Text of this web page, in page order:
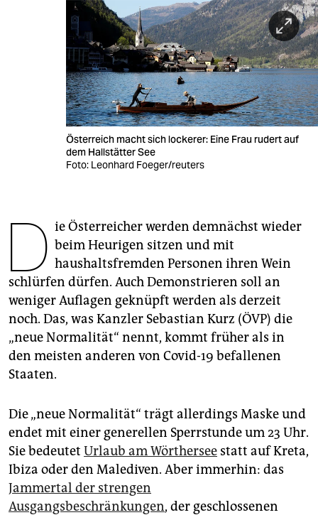
veranstaltungen
genossenschaft
epaper login
Österreich macht sich lockerer: Eine Frau rudert auf
dem Hallstätter See
Foto: Leonhard Foeger/reuters
D ie Österreicher werden demnächst wieder
beim Heurigen sitzen und mit
haushaltsfremden Personen ihren Wein
schlürfen dürfen. Auch Demonstrieren soll an
weniger Auflagen geknüpft werden als derzeit
noch. Das, was Kanzler Sebastian Kurz (ÖVP) die
„neue Normalität“ nennt, kommt früher als in
den meisten anderen von Covid-19 befallenen
Staaten.
Die „neue Normalität“ trägt allerdings Maske und
endet mit einer generellen Sperrstunde um 23 Uhr.
Sie bedeutet Urlaub am Wörthersee statt auf Kreta,
Ibiza oder den Malediven. Aber immerhin: das
Jammertal der strengen
Ausgangsbeschränkungen, der geschlossenen